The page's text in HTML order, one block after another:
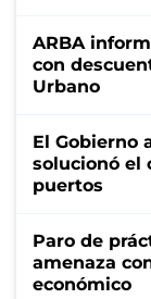
ARBA
con
Urbano
El Gobierno
solucionó el
puertos
Paro de
amenaza
económico